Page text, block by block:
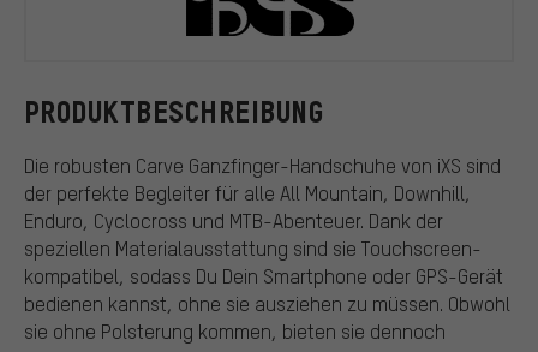
PRODUKTBESCHREIBUNG
Die robusten Carve Ganzfinger-Handschuhe von iXS sind
der perfekte Begleiter für alle All Mountain, Downhill,
Enduro, Cyclocross und MTB-Abenteuer. Dank der
speziellen Materialausstattung sind sie Touchscreen-
kompatibel, sodass Du Dein Smartphone oder GPS-Gerät
bedienen kannst, ohne sie ausziehen zu müssen. Obwohl
sie ohne Polsterung kommen, bieten sie dennoch